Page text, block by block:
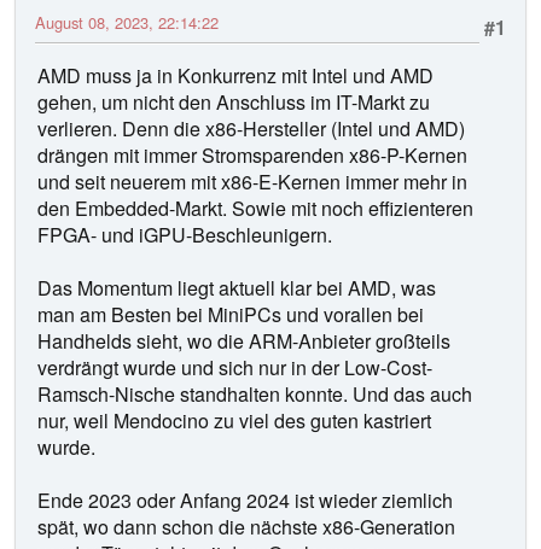
#1
August 08, 2023, 22:14:22
AMD muss ja in Konkurrenz mit Intel und AMD
gehen, um nicht den Anschluss im IT-Markt zu
verlieren. Denn die x86-Hersteller (Intel und AMD)
drängen mit immer Stromsparenden x86-P-Kernen
und seit neuerem mit x86-E-Kernen immer mehr in
den Embedded-Markt. Sowie mit noch effizienteren
FPGA- und iGPU-Beschleunigern.
Das Momentum liegt aktuell klar bei AMD, was
man am Besten bei MiniPCs und vorallen bei
Handhelds sieht, wo die ARM-Anbieter großteils
verdrängt wurde und sich nur in der Low-Cost-
Ramsch-Nische standhalten konnte. Und das auch
nur, weil Mendocino zu viel des guten kastriert
wurde.
Ende 2023 oder Anfang 2024 ist wieder ziemlich
spät, wo dann schon die nächste x86-Generation